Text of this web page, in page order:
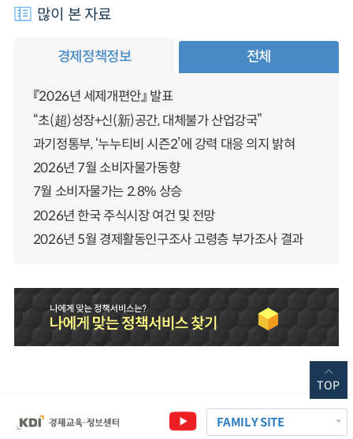
많이 본 자료
경제정책정보 전체
『2026년 세제개편안』 발표
“초(超)성장+신(新)공간, 대체불가 산업강국”
과기정통부, ‘누누티비 시즌2’에 강력 대응 의지 밝혀
2026년 7월 소비자물가동향
7월 소비자물가는 2.8% 상승
2026년 한국 주식시장 여건 및 전망
2026년 5월 경제활동인구조사 고령층 부가조사 결과
FAMILY SITE
TOP